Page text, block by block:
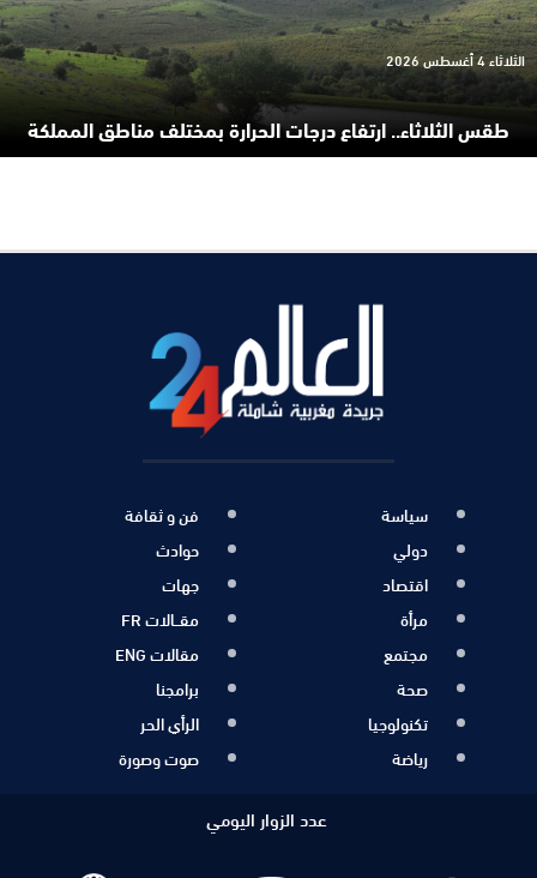
طقس الثلاثاء.. ارتفاع درجات الحرارة بمختلف مناطق المملكة
الثلاثاء 4 أغسطس 2026
سياسة
دولي
اقتصاد
مرأة
مجتمع
صحة
تكنولوجيا
رياضة
فن و ثقافة
حوادث
جهات
مقــالات FR
مقالات ENG
برامجنا
الرأي الحر
صوت وصورة
عدد الزوار اليومي